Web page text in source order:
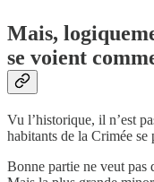
Mais,
se voient
Vu l’historique, il n’est
habitants de la Crimée se
Bonne partie ne veut